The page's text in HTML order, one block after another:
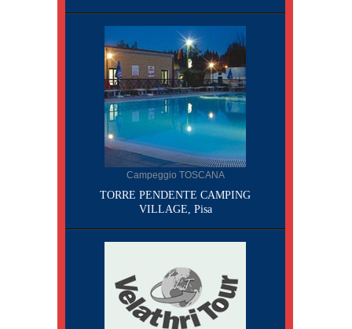
Campeggio TOSCANA
TORRE PENDENTE CAMPING
VILLAGE, Pisa